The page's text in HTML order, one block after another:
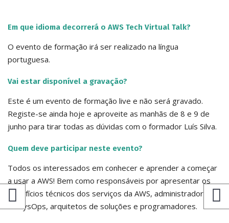
Em que idioma decorrerá o AWS Tech Virtual Talk?
O evento de formação irá ser realizado na língua
portuguesa.
Vai estar disponível a gravação?
Este é um evento de formação live e não será gravado.
Registe-se ainda hoje e aproveite as manhãs de 8 e 9 de
junho para tirar todas as dúvidas com o formador Luís Silva.
Quem deve participar neste evento?
Todos os interessados em conhecer e aprender a começar
a usar a AWS! Bem como responsáveis por apresentar os
benefícios técnicos dos serviços da AWS, administradores
de SysOps, arquitetos de soluções e programadores.